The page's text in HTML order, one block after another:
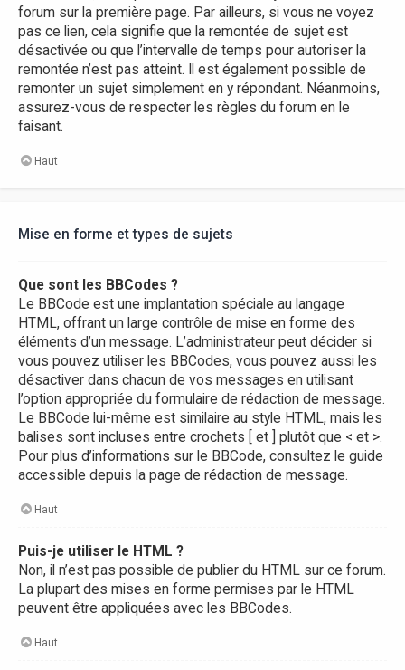
forum sur la première page. Par ailleurs, si vous ne voyez
pas ce lien, cela signifie que la remontée de sujet est
désactivée ou que l’intervalle de temps pour autoriser la
remontée n’est pas atteint. Il est également possible de
remonter un sujet simplement en y répondant. Néanmoins,
assurez-vous de respecter les règles du forum en le
faisant.
Haut
Mise en forme et types de sujets
Que sont les BBCodes ?
Le BBCode est une implantation spéciale au langage
HTML, offrant un large contrôle de mise en forme des
éléments d’un message. L’administrateur peut décider si
vous pouvez utiliser les BBCodes, vous pouvez aussi les
désactiver dans chacun de vos messages en utilisant
l’option appropriée du formulaire de rédaction de message.
Le BBCode lui-même est similaire au style HTML, mais les
balises sont incluses entre crochets [ et ] plutôt que < et >.
Pour plus d’informations sur le BBCode, consultez le guide
accessible depuis la page de rédaction de message.
Haut
Puis-je utiliser le HTML ?
Non, il n’est pas possible de publier du HTML sur ce forum.
La plupart des mises en forme permises par le HTML
peuvent être appliquées avec les BBCodes.
Haut